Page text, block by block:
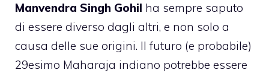
Manvendra Singh Gohil ha sempre saputo
di essere diverso dagli altri, e non solo a
causa delle sue origini. Il futuro (e probabile)
29esimo Maharaja indiano potrebbe essere